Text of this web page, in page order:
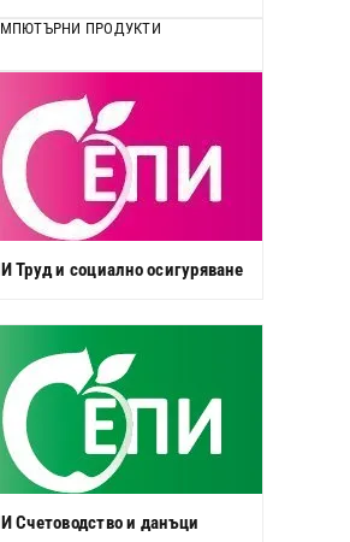
ПРОДУКТИ
Труд и социално осигуряване
Счетоводство и данъци